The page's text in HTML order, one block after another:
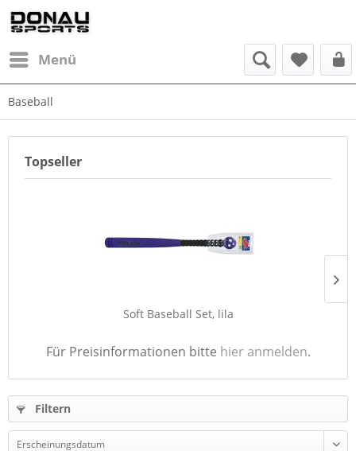
Menü
Baseball
Topseller
Soft Baseball Set, lila
Für Preisinformationen bitte hier anmelden.
Filtern